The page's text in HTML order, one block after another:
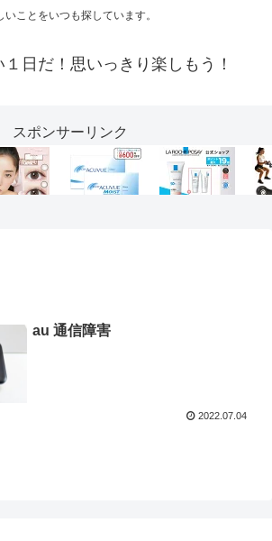
いことをいつも探しています。
日だ！思いっきり楽しもう！
スポンサーリンク
au 通信障害
2022.07.04